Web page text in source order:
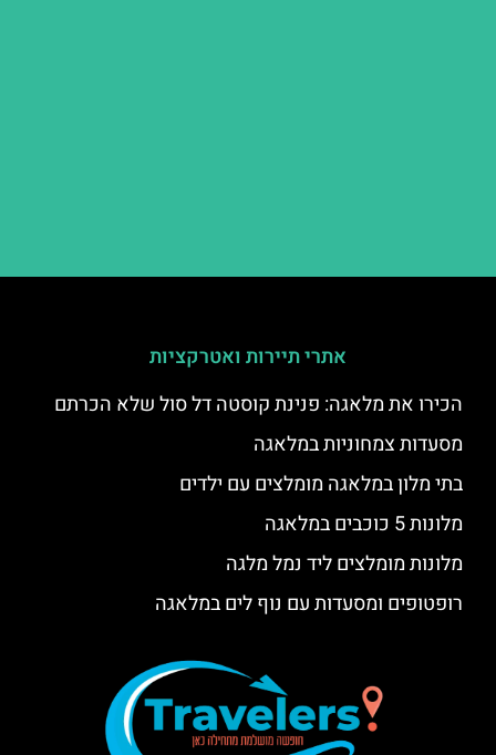
אתרי תיירות ואטרקציות
הכירו את מלאגה: פנינת קוסטה דל סול שלא הכרתם
מסעדות צמחוניות במלאגה
בתי מלון במלאגה מומלצים עם ילדים
מלונות 5 כוכבים במלאגה
מלונות מומלצים ליד נמל מלגה
רופטופים ומסעדות עם נוף לים במלאגה